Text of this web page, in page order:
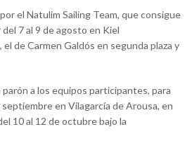
el Natulim Sailing Team, que consigue
7 al 9 de agosto en Kiel
de Carmen Galdós en segunda plaza y
a los equipos participantes, para
en Vilagarcía de Arousa, en
10 al 12 de octubre bajo la